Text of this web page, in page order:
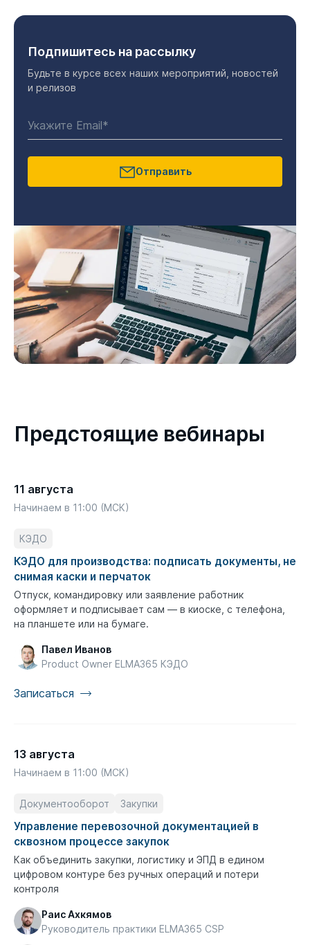
Подпишитесь на рассылку
Будьте в курсе всех наших мероприятий, новостей
и релизов
Отправить
Предстоящие вебинары
11 августа
Начинаем в 11:00 (МСК)
КЭДО
КЭДО для производства: подписать документы, не
снимая каски и перчаток
Отпуск, командировку или заявление работник
оформляет и подписывает сам — в киоске, с телефона,
на планшете или на бумаге.
Павел Иванов
Product Owner ELMA365 КЭДО
Записаться
13 августа
Начинаем в 11:00 (МСК)
Документооборот Закупки
Управление перевозочной документацией в
сквозном процессе закупок
Как объединить закупки, логистику и ЭПД в едином
цифровом контуре без ручных операций и потери
контроля
Раис Ахкямов
Руководитель практики ELMA365 CSP